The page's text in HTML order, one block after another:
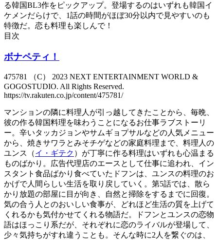
る韓国BL3作をピックアップ。登場するのはいずれも韓国イ
ケメンだらけで、1話の時間がほぼ30分以内で見やすいのも
特徴だ。恋も料理も楽しんで！
目次
ボナペティ！
475781 （C） 2023 NEXT ENTERTAINMENT WORLD &
GOGOSTUDIO. All Rights Reserved.
https://tv.rakuten.co.jp/content/475781/
マンションの隣に料理人が引っ越してきたことから、毎晩、
彼の作る韓国料理を味わうことになるお仕事ラブストーリ
ー。辛いタッカジョンやサムギョプサルなどの人気メニュー
から、焼きサワラとみそチゲなどの家庭料理まで、料理人の
ユンス（イ・ギテク ）が丁寧に作る料理はいずれも心温まる
ものばかり。広告代理店のエースとして仕事に追われ、イン
スタント食品ばかり食べていたドフンは、ユンスの料理のお
かげで人間らしい生活を取り戻していく。第5話では、散ら
かり放題の部屋に目が向き、自然と掃除をするまでに回復。
気の合う人とのおいしい食事が、どれほど生活の質を上げて
くれるかも気付かせてくれる物語だ。ドフンとユンスの恋物
語はほっこり系だが、それぞれに恋のライバルが登場して、
少々気持ちがすれ違うことも。そんな時に2人を繋ぐのは、